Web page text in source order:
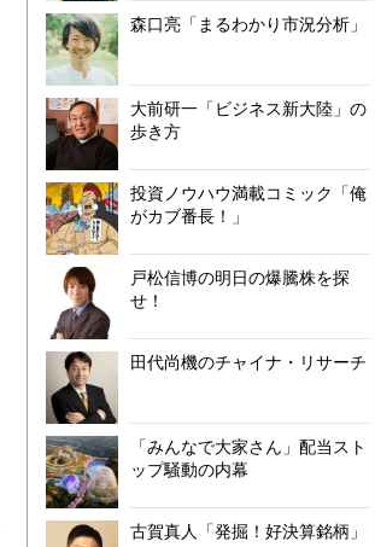
森口亮「まるわかり市況分析」
大前研一「ビジネス新大陸」の
歩き方
投資ノウハウ満載コミック「俺
がカブ番長！」
戸松信博の明日の爆騰株を探
せ！
田代尚機のチャイナ・リサーチ
「みんなで大家さん」配当スト
ップ騒動の内幕
古賀真人「発掘！好決算銘柄」